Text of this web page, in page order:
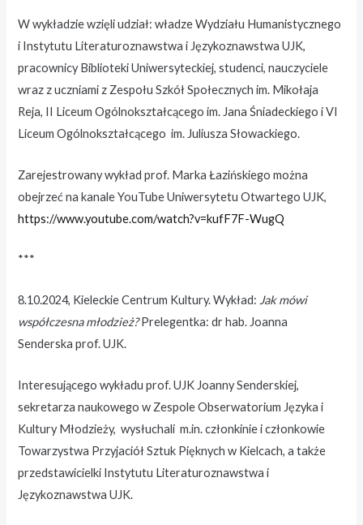
W wykładzie wzięli udział: władze Wydziału Humanistycznego
i Instytutu Literaturoznawstwa i Językoznawstwa UJK,
pracownicy Biblioteki Uniwersyteckiej, studenci, nauczyciele
wraz z uczniami z Zespołu Szkół Społecznych im. Mikołaja
Reja, II Liceum Ogólnokształcącego im. Jana Śniadeckiego i VI
Liceum Ogólnokształcącego im. Juliusza Słowackiego.
Zarejestrowany wykład prof. Marka Łazińskiego można
obejrzeć na kanale YouTube Uniwersytetu Otwartego UJK,
https://www.youtube.com/watch?v=kufF7F-WugQ
***
8.10.2024, Kieleckie Centrum Kultury. Wykład: Jak mówi
współczesna młodzież?Prelegentka: dr hab. Joanna
Senderska prof. UJK.
Interesującego wykładu prof. UJK Joanny Senderskiej,
sekretarza naukowego w Zespole Obserwatorium Języka i
Kultury Młodzieży, wysłuchali m.in. członkinie i członkowie
Towarzystwa Przyjaciół Sztuk Pięknych w Kielcach, a także
przedstawicielki Instytutu Literaturoznawstwa i
Językoznawstwa UJK.